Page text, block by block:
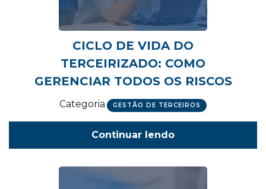
CICLO DE VIDA DO
TERCEIRIZADO: COMO
GERENCIAR TODOS OS RISCOS
Categoria GESTÃO DE TERCEIROS
Continuar lendo